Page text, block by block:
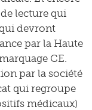
lecture qui
devront
par la Haute
CE.
par la société
qui regroupe
médicaux)